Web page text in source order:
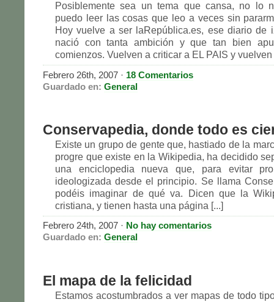
Posiblemente sea un tema que cansa, no lo
puedo leer las cosas que leo a veces sin
Hoy vuelve a ser laRepública.es, ese diario de
nació con tanta ambición y que tan bien
comienzos. Vuelven a criticar a EL PAIS y vuelven
Febrero 26th, 2007 · 18 Comentarios
Guardado en: General
Conservapedia, donde todo es
Existe un grupo de gente que, hastiado de la
progre que existe en la Wikipedia, ha decidido
una enciclopedia nueva que, para evitar
ideologizada desde el principio. Se llama
podéis imaginar de qué va. Dicen que la
cristiana, y tienen hasta una página [...]
Febrero 24th, 2007 · No hay comentarios
Guardado en: General
El mapa de la felicidad
Estamos acostumbrados a ver mapas de todo